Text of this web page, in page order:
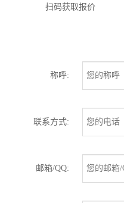
扫码获取报价
称呼:
联系方式:
邮箱/QQ: